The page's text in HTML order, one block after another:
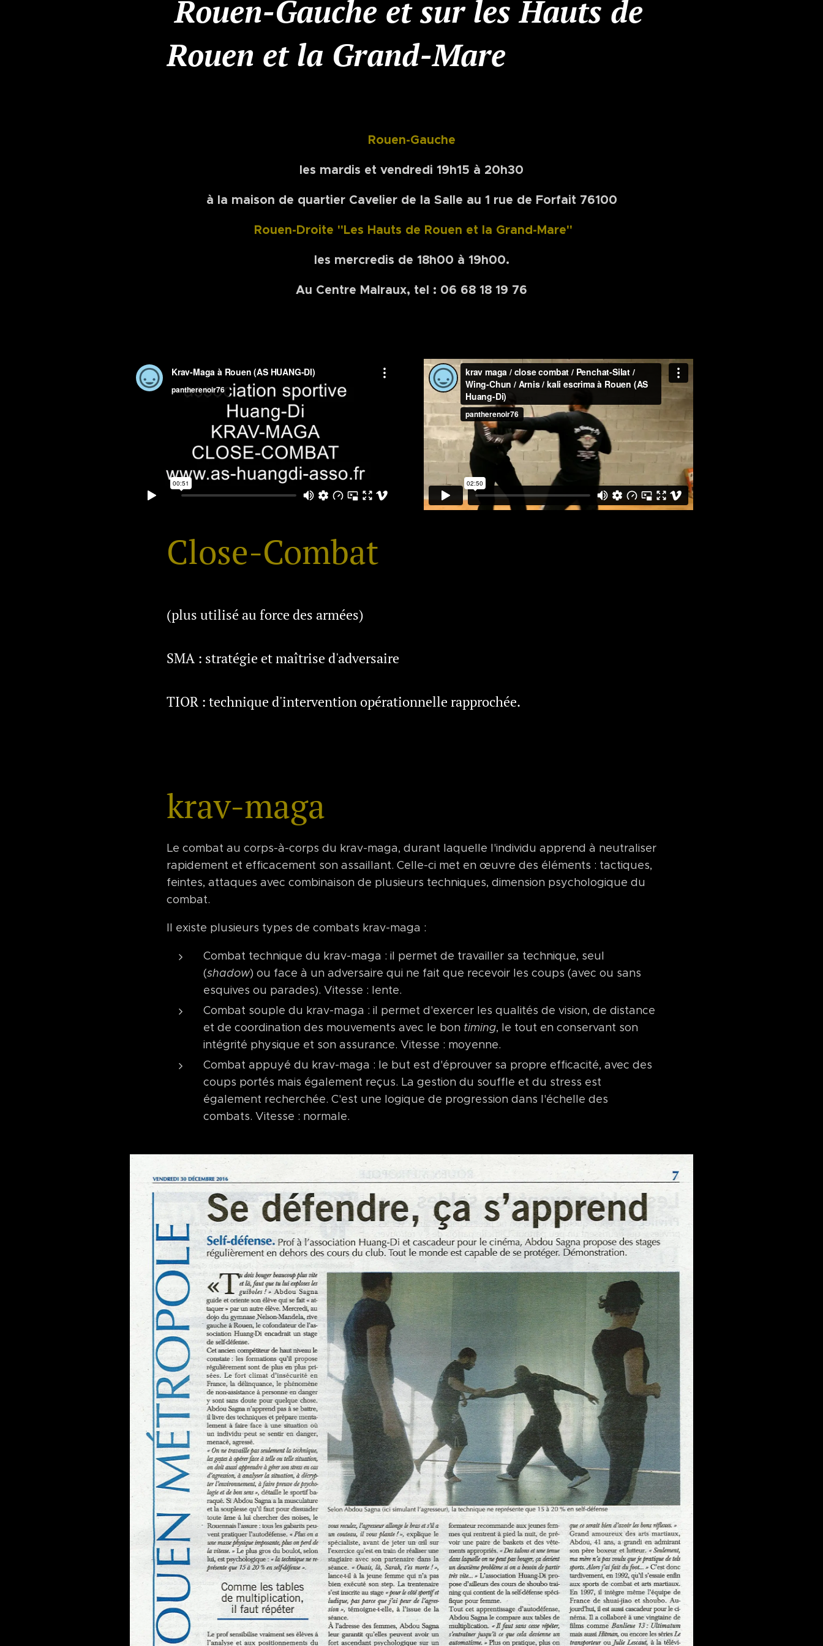
Rouen-Gauche et sur les Hauts de
Rouen et la Grand-Mare
Rouen-Gauche
les mardis et vendredi 19h15 à 20h30
à la maison de quartier Cavelier de la Salle au 1 rue de Forfait 76100
Rouen-Droite "Les Hauts de Rouen et la Grand-Mare"
les mercredis de 18h00 à 19h00.
Au Centre Malraux, tel : 06 68 18 19 76
Close-Combat
(plus utilisé au force des armées)
SMA : stratégie et maîtrise d'adversaire
TIOR : technique d'intervention opérationnelle rapprochée.
krav-maga
Le combat au corps-à-corps du krav-maga, durant laquelle l'individu apprend à neutraliser
rapidement et efficacement son assaillant. Celle-ci met en œuvre des éléments : tactiques,
feintes, attaques avec combinaison de plusieurs techniques, dimension psychologique du
combat.
Il existe plusieurs types de combats krav-maga :
Combat technique du krav-maga : il permet de travailler sa technique, seul
(shadow) ou face à un adversaire qui ne fait que recevoir les coups (avec ou sans
esquives ou parades). Vitesse : lente.
Combat souple du krav-maga : il permet d'exercer les qualités de vision, de distance
et de coordination des mouvements avec le bon timing, le tout en conservant son
intégrité physique et son assurance. Vitesse : moyenne.
Combat appuyé du krav-maga : le but est d'éprouver sa propre efficacité, avec des
coups portés mais également reçus. La gestion du souffle et du stress est
également recherchée. C'est une logique de progression dans l'échelle des
combats. Vitesse : normale.